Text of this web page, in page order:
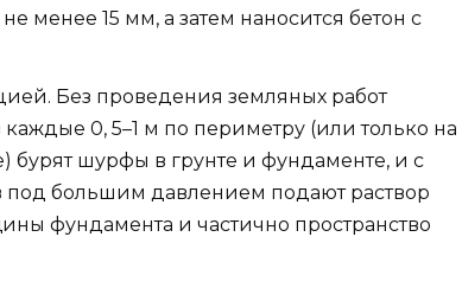
менее 15 мм, а затем наносится бетон с
Без проведения земляных работ
0, 5–1 м по периметру (или только на
бурят шурфы в грунте и фундаменте, и с
большим давлением подают раствор
фундамента и частично пространство